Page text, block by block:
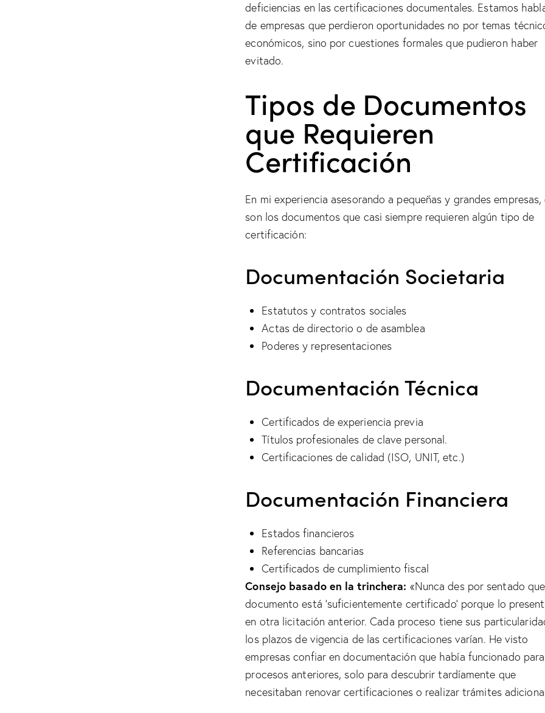
deficiencias en las certificaciones documentales. Estamos
de empresas que perdieron oportunidades no por temas
económicos, sino por cuestiones formales que pudieron haber
evitado.
Tipos de Documentos
que Requieren
Certificación
En mi experiencia asesorando a pequeñas y grandes
son los documentos que casi siempre requieren algún tipo de
certificación:
Documentación Societaria
Estatutos y contratos sociales
Actas de directorio o de asamblea
Poderes y representaciones
Documentación Técnica
Certificados de experiencia previa
Títulos profesionales de clave personal.
Certificaciones de calidad (ISO, UNIT, etc.)
Documentación Financiera
Estados financieros
Referencias bancarias
Certificados de cumplimiento fiscal
Consejo basado en la trinchera: «Nunca des por sentado
documento está ‘suficientemente certificado’ porque lo
en otra licitación anterior. Cada proceso tiene sus
los plazos de vigencia de las certificaciones varían. He visto
empresas confiar en documentación que había funcionado para
procesos anteriores, solo para descubrir tardíamente que
necesitaban renovar certificaciones o realizar trámites